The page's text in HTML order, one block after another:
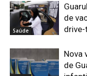
Saúde
de
drive-
Nova
de